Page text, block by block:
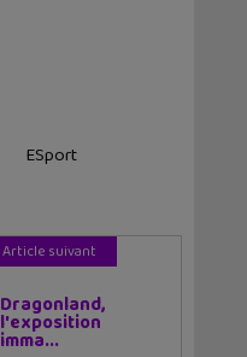
ESport
Article suivant
Dragonland,
l'exposition
imma...